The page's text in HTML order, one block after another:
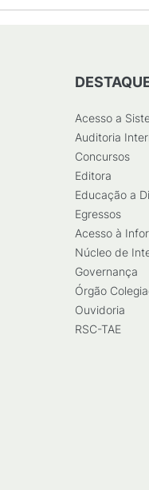
Acesso a
Auditoria
Concursos
Editora
Educação a
Egressos
Acesso à
Núcleo de
Governança
Órgão
Ouvidoria
RSC-TAE